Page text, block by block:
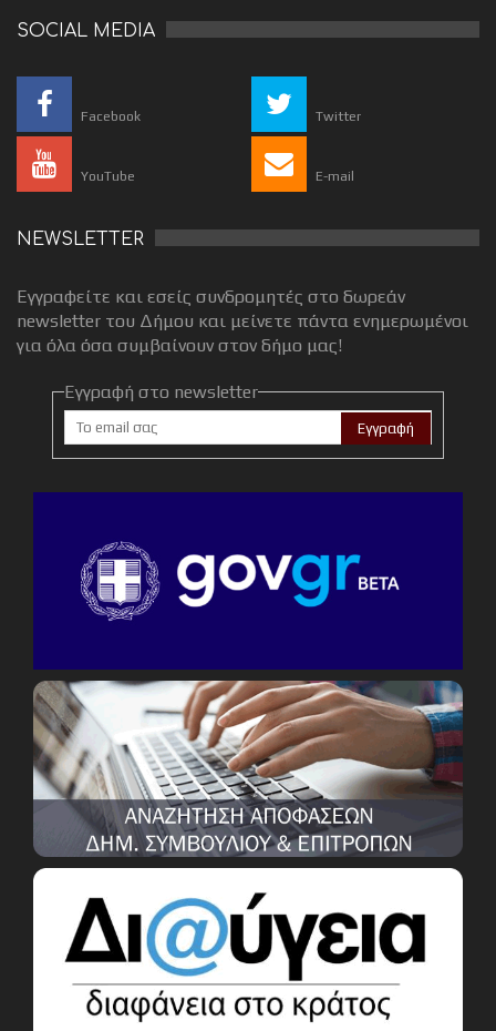
SOCIAL MEDIA
Facebook Twitter
YouTube E-mail
NEWSLETTER
Εγγραφείτε και εσείς συνδρομητές στο δωρεάν
newsletter του Δήμου και μείνετε πάντα ενημερωμένοι
για όλα όσα συμβαίνουν στον δήμο μας!
Εγγραφή στο newsletter